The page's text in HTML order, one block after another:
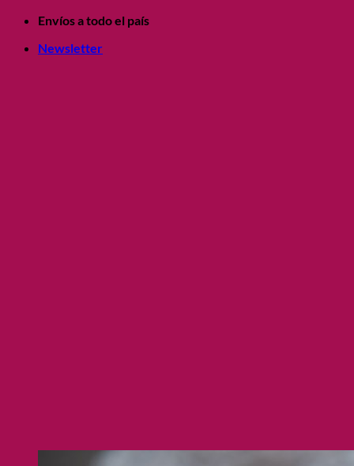
Saltar
contenido
Envíos a todo el país
Newsletter